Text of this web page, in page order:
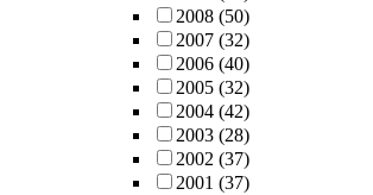
2008 (50)
2007 (32)
2006 (40)
2005 (32)
2004 (42)
2003 (28)
2002 (37)
2001 (37)